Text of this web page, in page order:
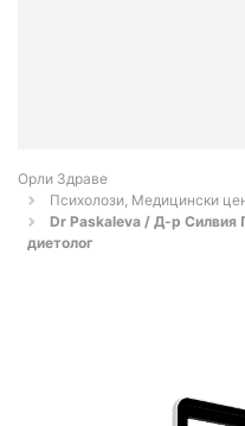
Орли Здраве
Психолози, Медицински
Dr Paskaleva / Д-р Силвия
диетолог